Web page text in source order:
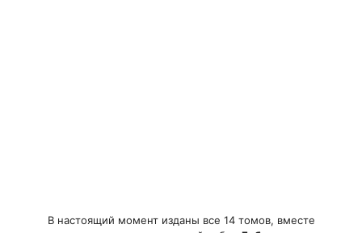
В настоящий момент изданы все 14 томов, вместе